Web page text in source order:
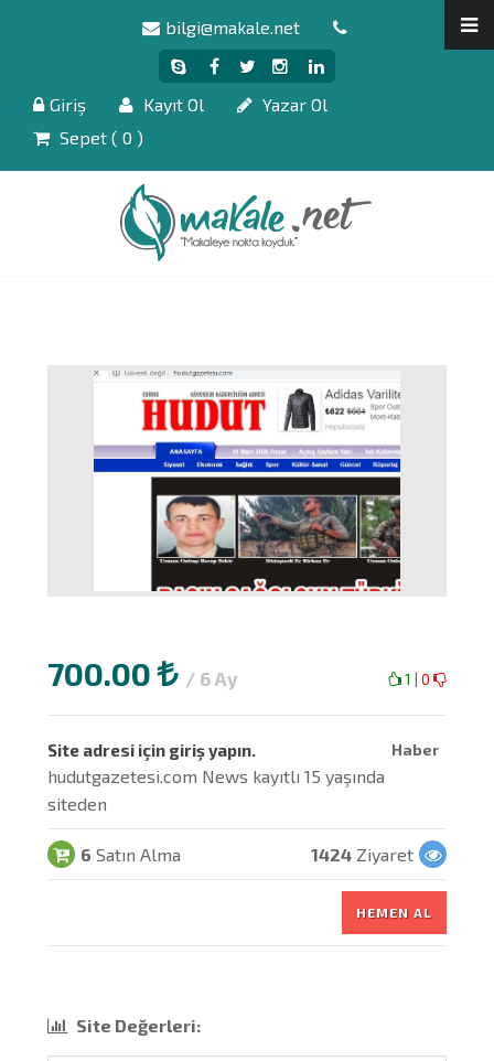
bilgi@makale.net
Giriş Kayıt Ol
Yazar Ol
Sepet ( 0 )
700.00 / 6 Ay 1 | 0
Site adresi için giriş yapın. Haber
hudutgazetesi.com News kayıtlı 15 yaşında
siteden
6 Satın Alma 1424 Ziyaret
HEMEN AL
Site Değerleri: